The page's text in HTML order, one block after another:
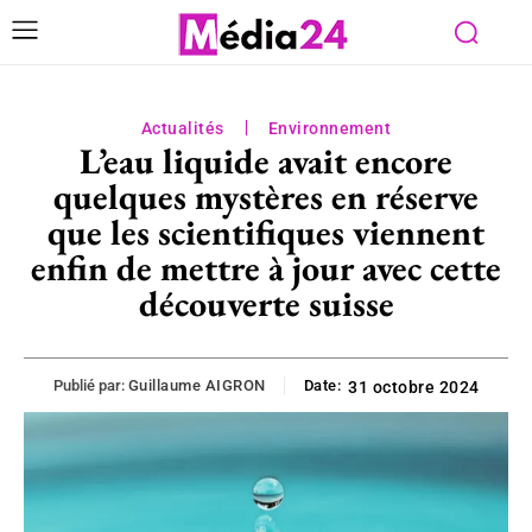
Actualités Environnement
L’eau liquide avait encore
quelques mystères en réserve
que les scientifiques viennent
enfin de mettre à jour avec cette
découverte suisse
Publié par: Guillaume AIGRON Date: 31 octobre 2024